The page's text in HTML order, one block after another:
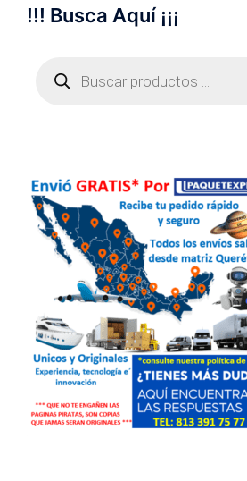
!!! Busca Aquí ¡¡¡
productos